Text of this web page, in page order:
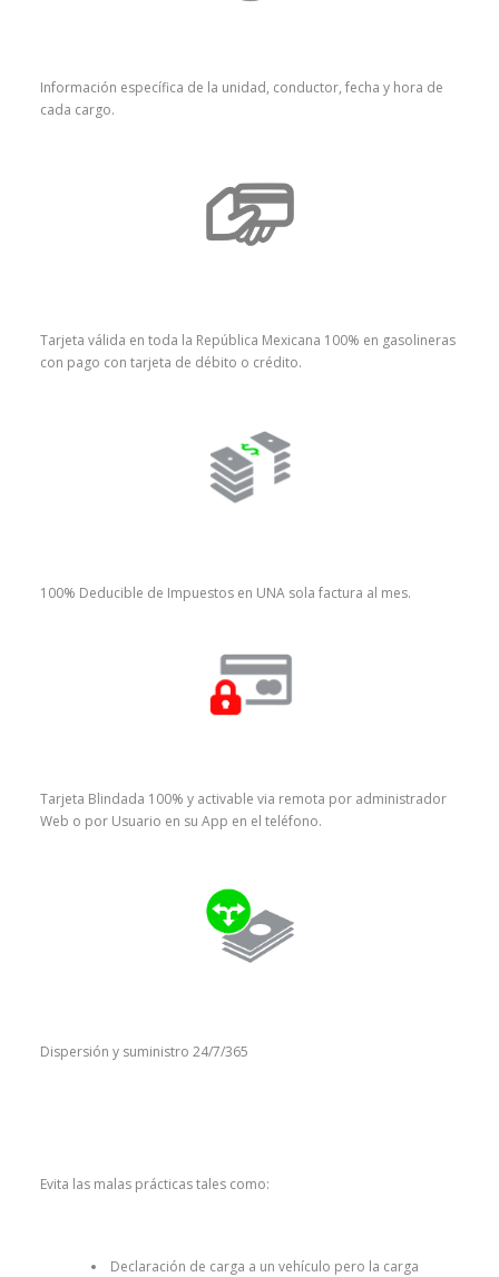
Información específica de la unidad, conductor, fecha y hora de
cada cargo.
Tarjeta válida en toda la República Mexicana 100% en gasolineras
con pago con tarjeta de débito o crédito.
100% Deducible de Impuestos en UNA sola factura al mes.
Tarjeta Blindada 100% y activable via remota por administrador
Web o por Usuario en su App en el teléfono.
Dispersión y suministro 24/7/365
Evita las malas prácticas tales como:
Declaración de carga a un vehículo pero la carga